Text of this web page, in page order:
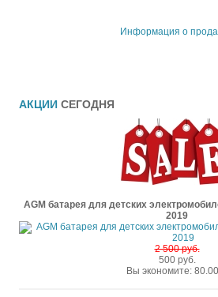
Информация о
АКЦИИ СЕГОДНЯ
AGM батарея для детских
2019
2 500 руб.
500 руб.
Вы экономите: